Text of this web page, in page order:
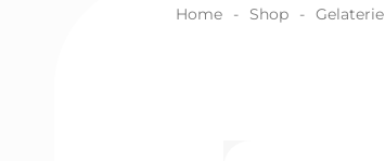
Home - Shop - Gelaterie